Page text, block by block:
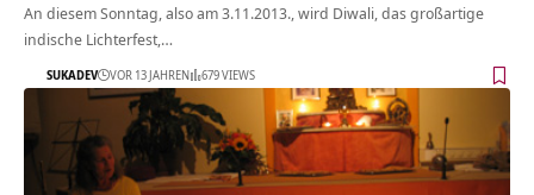
An diesem Sonntag, also am 3.11.2013., wird Diwali, das großartige
indische Lichterfest,…
SUKADEV VOR 13 JAHREN 679 VIEWS